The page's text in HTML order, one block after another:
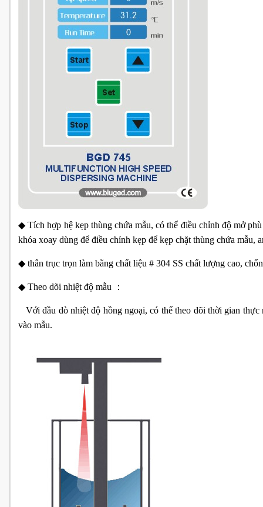
◆ Tích hợp hệ kẹp thùng chứa mẫu, có thể điều chỉnh độ mở
khóa xoay dùng để điều chỉnh kẹp để kẹp chặt thùng chứa mẫu,
◆ thân trục trọn làm bằng chất liệu # 304 SS chất lượng cao,
◆ Theo dõi nhiệt độ mẫu ：
Với đầu dò nhiệt độ hồng ngoại, có thể theo dõi thời gian thực
vào mẫu.